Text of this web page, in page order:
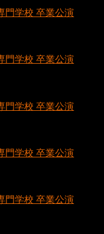
門学校 卒業公演
門学校 卒業公演
門学校 卒業公演
門学校 卒業公演
門学校 卒業公演